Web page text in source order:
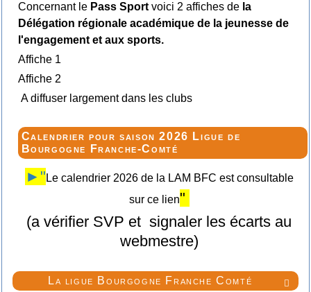

La ligue Bourgogne Franche Comté
Concernant lePass Sportvoici 2 affiches dela
Délégation régionale académique de la jeunesse de
l'engagement et aux sports.
Affiche 1
Affiche 2
A diffuser largement dans les clubs
Calendrier pour saison 2026 Ligue de
Bourgogne Franche-Comté
►" Le calendrier 2026 de la LAM BFC est consultable
sur ce lien"
(a vérifier SVP et signaler les écarts au
webmestre)